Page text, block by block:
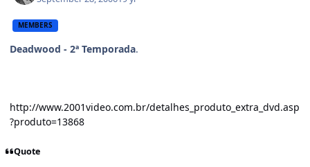
MEMBERS
Deadwood - 2ª Temporada.
http://www.2001video.com.br/detalhes_produto_extra_dvd.asp
?produto=13868
Quote